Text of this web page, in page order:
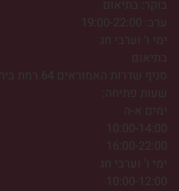
בוקר: בתיאום
ערב: 19:00-22:00
ימי ו' וערבי חג
בתיאום
סניף שדרות האמוראים 64 רמת בית שמש ד'
שעות פתיחה:
ימים א-ה
10:00-14:00
16:00-22:00
ימי ו' וערבי חג
10:00-12:00